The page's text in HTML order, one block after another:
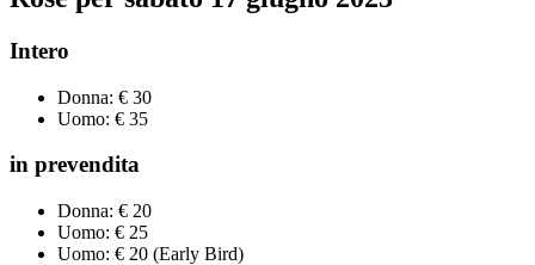
Intero
Donna: € 30
Uomo: € 35
in prevendita
Donna: € 20
Uomo: € 25
Uomo: € 20 (Early Bird)